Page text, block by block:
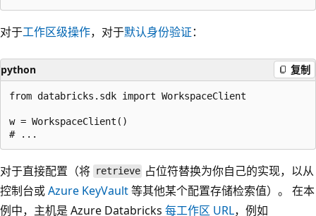
对于工作区级操作，对于默认身份验证：
python 复制
from databricks.sdk import WorkspaceClient
w = WorkspaceClient()
对于直接配置（将 retrieve 占位符替换为你自己的实现，以从
控制台或Azure KeyVault等其他某个配置存储检索值）。 在本
例中，主机是 Azure Databricks 每工作区 URL，例如